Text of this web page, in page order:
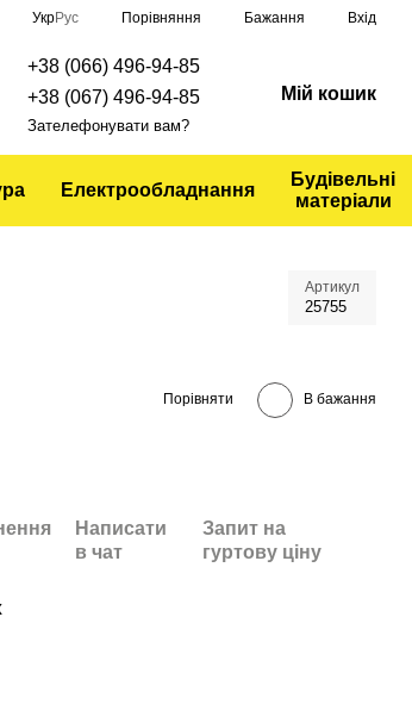
УкрРус Порівняння Бажання Вхід
+38 (066) 496-94-85
+38 (067) 496-94-85
Зателефонувати вам?
Мій кошик
Електрообладнання
Будівельні
матеріали
Артикул
25755
Порівняти В бажання
Написати
в чат
Запит на
гуртову ціну